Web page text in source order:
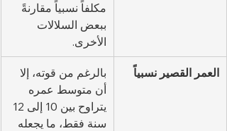
مكلفاً نسبياً مقارنةً
ببعض السلالات
الأخرى.
العمر القصير نسبياً
بالرغم من قوته، إلا
أن متوسط عمره
سنة فقط، ما يجعله